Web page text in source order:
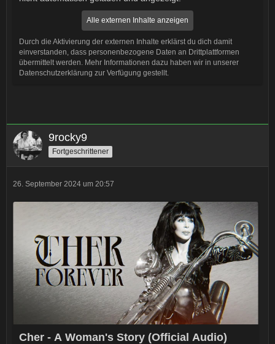
Alle externen Inhalte anzeigen
Durch die Aktivierung der externen Inhalte erklärst du dich damit
einverstanden, dass personenbezogene Daten an Drittplattformen
übermittelt werden. Mehr Informationen dazu haben wir in unserer
Datenschutzerklärung zur Verfügung gestellt.
9rocky9
Fortgeschrittener
26. September 2024 um 20:57
Cher - A Woman's Story (Official Audio)